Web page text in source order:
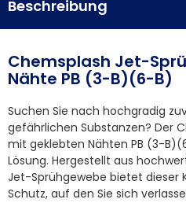
Beschreibung
Chemsplash Jet-
Nähte PB (3-B)(6-B)
Suchen Sie nach hochgradig
gefährlichen Substanzen? Der
mit geklebten Nähten PB (3-
Lösung. Hergestellt aus
Jet-Sprühgewebe bietet dieser
Schutz, auf den Sie sich